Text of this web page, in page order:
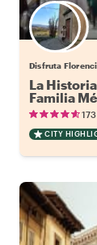
Disfruta
La
Familia
CITY